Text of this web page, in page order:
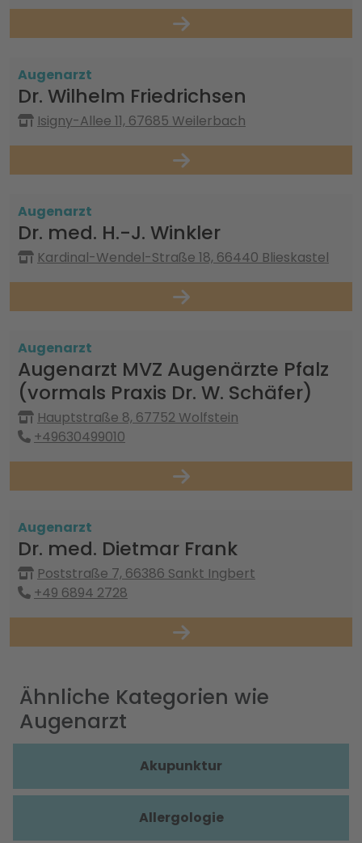
Augenarzt
Dr. Wilhelm Friedrichsen
Isigny-Allee 11, 67685 Weilerbach
Augenarzt
Dr. med. H.-J. Winkler
Kardinal-Wendel-Straße 18, 66440 Blieskastel
Augenarzt
Augenarzt MVZ Augenärzte Pfalz
(vormals Praxis Dr. W. Schäfer)
Hauptstraße 8, 67752 Wolfstein
+49630499010
Augenarzt
Dr. med. Dietmar Frank
Poststraße 7, 66386 Sankt Ingbert
+49 6894 2728
Ähnliche Kategorien wie
Augenarzt
Akupunktur
Allergologie